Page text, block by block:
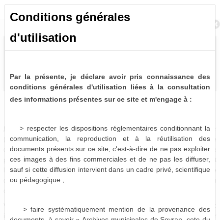
Délibérations du Conseil Municipal (1838-2014)
Délibérations du Conseil municipal. -A intervalle régulier
(mensuellement en règle générale), les élus se réunissent afin de
débattre de questions relatives à la vie de la commune. Chaque
point abordé en séance fait l'objet d'un vote, dont le résultat fait
l'objet d'un acte administratif officiel : la délibération. Chaque
délibération se voit attribué un numéro définitif correspondant à son
Vous pouvez donc les retrouver sous trois formes distinctes :
intégrées aux registres correspondant, insérées dans leur dossier
Conditions générales
d'utilisation
Par la présente, je déclare avoir pris connaissance des
conditions générales d'utilisation liées à la consultation
des informations présentes sur ce site et m'engage à :
> respecter les dispositions réglementaires conditionnant la
communication, la reproduction et à la réutilisation des
documents présents sur ce site, c'est-à-dire de ne pas exploiter
ces images à des fins commerciales et de ne pas les diffuser,
sauf si cette diffusion intervient dans un cadre privé, scientifique
ou pédagogique ;
> faire systématiquement mention de la provenance des